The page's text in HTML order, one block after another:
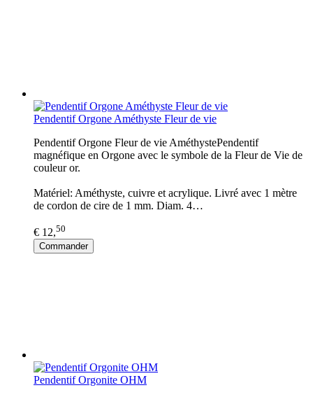
Pendentif Orgone Améthyste Fleur de vie
Pendentif Orgone Fleur de vie AméthystePendentif
magnéfique en Orgone avec le symbole de la Fleur de Vie de
couleur or.
Matériel: Améthyste, cuivre et acrylique. Livré avec 1 mètre
de cordon de cire de 1 mm. Diam. 4…
€ 12,50
Commander
Pendentif Orgonite OHM